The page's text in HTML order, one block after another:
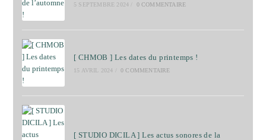
5 SEPTEMBRE 2024 0 COMMENTAIRE
[ CHMOB ] Les dates du printemps !
15 AVRIL 2024 0 COMMENTAIRE
[ STUDIO DICILA ] Les actus sonores de la